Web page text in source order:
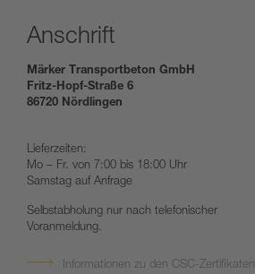
Anschrift
Märker Transportbeton GmbH
Fritz-Hopf-Straße 6
86720 Nördlingen
Lieferzeiten:
Mo – Fr. von 7:00 bis 18:00 Uhr
Samstag auf Anfrage
Selbstabholung nur nach telefonischer
Voranmeldung.
Informationen zu den CSC-Zertifikaten